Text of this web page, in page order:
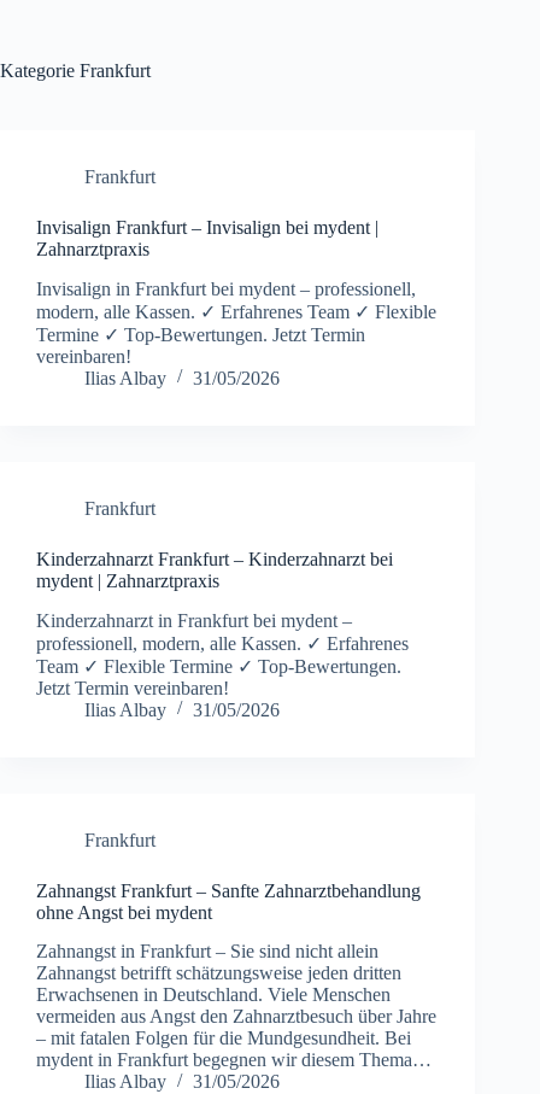
Kategorie Frankfurt
Frankfurt
Invisalign Frankfurt – Invisalign bei mydent |
Zahnarztpraxis
Invisalign in Frankfurt bei mydent – professionell,
modern, alle Kassen. ✓ Erfahrenes Team ✓ Flexible
Termine ✓ Top-Bewertungen. Jetzt Termin
vereinbaren!
Ilias Albay
31/05/2026
Frankfurt
Kinderzahnarzt Frankfurt – Kinderzahnarzt bei
mydent | Zahnarztpraxis
Kinderzahnarzt in Frankfurt bei mydent –
professionell, modern, alle Kassen. ✓ Erfahrenes
Team ✓ Flexible Termine ✓ Top-Bewertungen.
Jetzt Termin vereinbaren!
Ilias Albay
31/05/2026
Frankfurt
Zahnangst Frankfurt – Sanfte Zahnarztbehandlung
ohne Angst bei mydent
Zahnangst in Frankfurt – Sie sind nicht allein
Zahnangst betrifft schätzungsweise jeden dritten
Erwachsenen in Deutschland. Viele Menschen
vermeiden aus Angst den Zahnarztbesuch über Jahre
– mit fatalen Folgen für die Mundgesundheit. Bei
mydent in Frankfurt begegnen wir diesem Thema…
Ilias Albay
31/05/2026